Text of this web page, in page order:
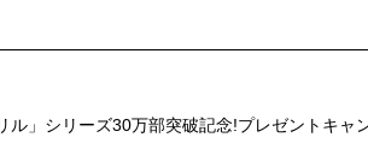
ル」シリーズ30万部突破記念!プレゼントキャ